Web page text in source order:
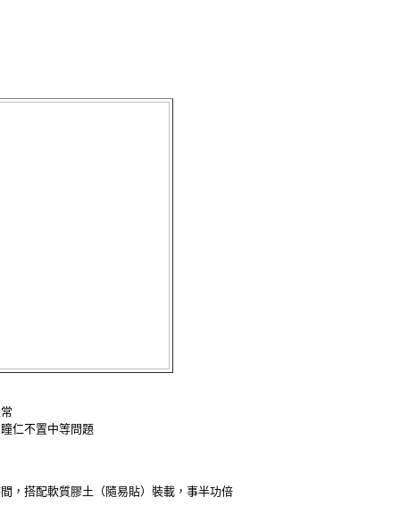
仁不置中等問題
，搭配軟質膠土（隨易貼）裝載，事半功倍